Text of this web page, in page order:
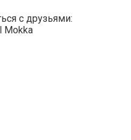
с друзьями:
Mokka